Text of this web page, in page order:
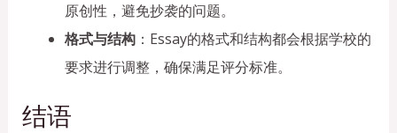
原创性，避免抄袭的问题。
格式与结构：Essay的格式和结构都会根据学校的
要求进行调整，确保满足评分标准。
结语